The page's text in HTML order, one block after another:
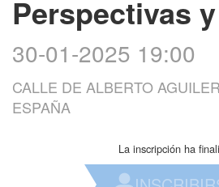
Perspectivas
30-01-2025 19:00
CALLE DE ALBERTO
ESPAÑA
La inscripción ha